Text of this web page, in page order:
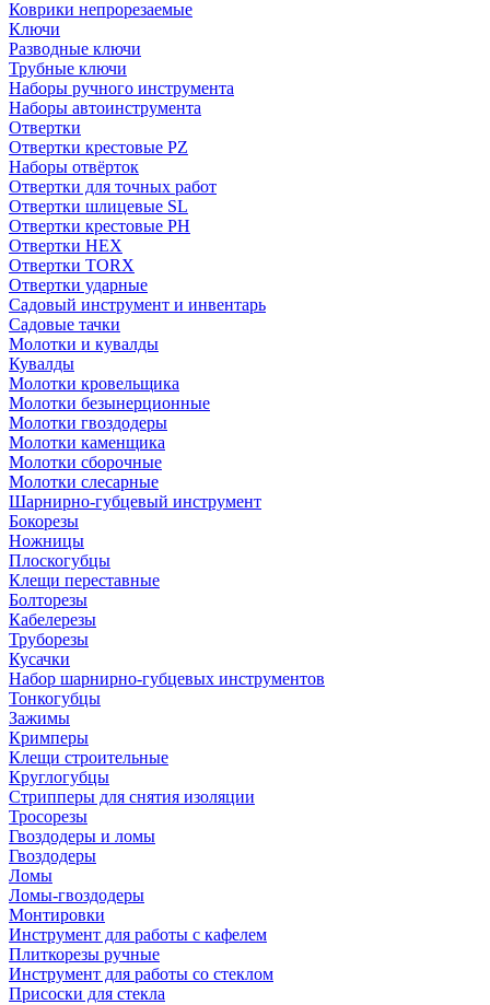
Коврики непрорезаемые
Ключи
Разводные ключи
Трубные ключи
Наборы ручного инструмента
Наборы автоинструмента
Отвертки
Отвертки крестовые PZ
Наборы отвёрток
Отвертки для точных работ
Отвертки шлицевые SL
Отвертки крестовые PH
Отвертки HEX
Отвертки TORX
Отвертки ударные
Садовый инструмент и инвентарь
Садовые тачки
Молотки и кувалды
Кувалды
Молотки кровельщика
Молотки безынерционные
Молотки гвоздодеры
Молотки каменщика
Молотки сборочные
Молотки слесарные
Шарнирно-губцевый инструмент
Бокорезы
Ножницы
Плоскогубцы
Клещи переставные
Болторезы
Кабелерезы
Труборезы
Кусачки
Набор шарнирно-губцевых инструментов
Тонкогубцы
Зажимы
Кримперы
Клещи строительные
Круглогубцы
Стрипперы для снятия изоляции
Тросорезы
Гвоздодеры и ломы
Гвоздодеры
Ломы
Ломы-гвоздодеры
Монтировки
Инструмент для работы с кафелем
Плиткорезы ручные
Инструмент для работы со стеклом
Присоски для стекла